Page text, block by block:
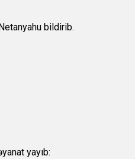
bildirib.
yayıb: